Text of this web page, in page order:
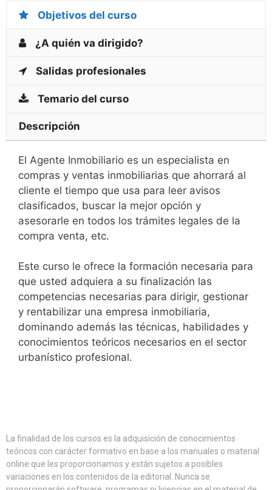
Objetivos del curso
¿A quién va dirigido?
Salidas profesionales
Temario del curso
Descripción
El Agente Inmobiliario es un especialista en
compras y ventas inmobiliarias que ahorrará al
cliente el tiempo que usa para leer avisos
clasificados, buscar la mejor opción y
asesorarle en todos los trámites legales de la
compra venta, etc.
Este curso le ofrece la formación necesaria para
que usted adquiera a su finalización las
competencias necesarias para dirigir, gestionar
y rentabilizar una empresa inmobiliaria,
dominando además las técnicas, habilidades y
conocimientos teóricos necesarios en el sector
urbanístico profesional.
La finalidad de los cursos es la adquisición de conocimientos
teóricos con carácter formativo en base a los manuales o material
online que les proporcionamos y están sujetos a posibles
variaciones en los contenidos de la editorial. Nunca se